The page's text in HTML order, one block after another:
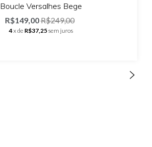
Boucle Versalhes Bege
R$149,00R$249,00
4x de R$37,25sem juros